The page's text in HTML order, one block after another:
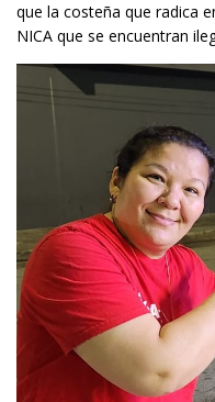
que la costeña que radica
NICA que se encuentran